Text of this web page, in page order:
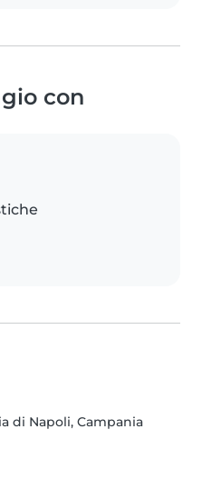
con
di Napoli, Campania